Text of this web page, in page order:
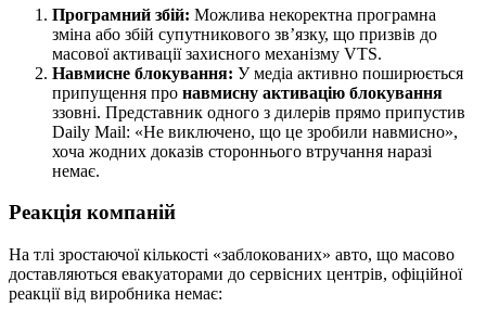
Програмний збій: Можлива некоректна програмна
зміна або збій супутникового зв’язку, що призвів до
масової активації захисного механізму VTS.
Навмисне блокування: У медіа активно поширюється
припущення про навмисну активацію блокування
ззовні. Представник одного з дилерів прямо припустив
Daily Mail: «Не виключено, що це зробили навмисно»,
хоча жодних доказів стороннього втручання наразі
немає.
Реакція компаній
На тлі зростаючої кількості «заблокованих» авто, що масово
доставляються евакуаторами до сервісних центрів, офіційної
реакції від виробника немає: